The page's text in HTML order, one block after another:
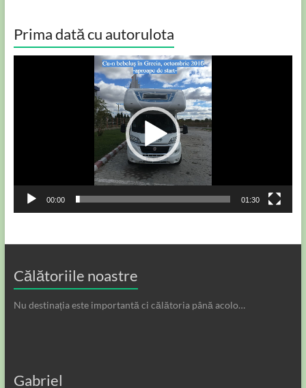
Prima dată cu autorulota
00:00 01:30
Călătoriile noastre
Nu destinația este importantă ci călătoria până acolo…
Gabriel